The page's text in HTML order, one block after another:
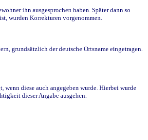
ihn ausgesprochen haben. Später dann so
wurden Korrekturen vorgenommen.
grundsätzlich der deutsche Ortsname eingetragen.
diese auch angegeben wurde. Hierbei wurde
dieser Angabe ausgehen.